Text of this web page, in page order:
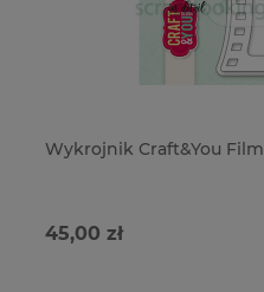
Wykrojnik Craft&You
45,00 zł